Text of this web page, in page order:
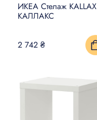
ИКЕА Стелаж KALLAX
КАЛЛАКС
2 742 ₴